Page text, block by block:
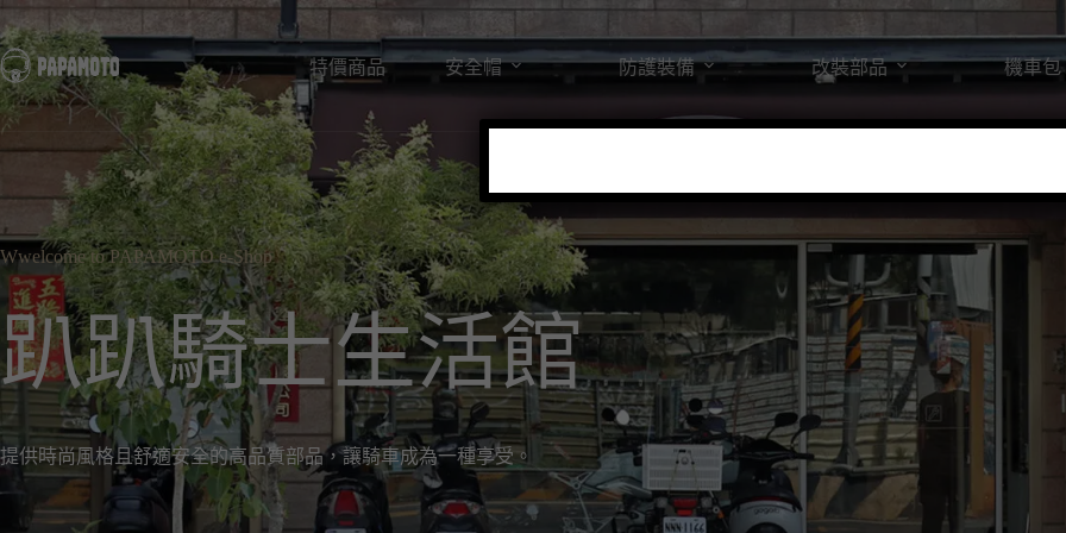
特價商品 安全帽 防護裝備 改裝部品 機車包
Wwelcome to PAPAMOTO e-Shop
趴趴騎士生活館
提供時尚風格且舒適安全的高品質部品，讓騎車成為一種享受。